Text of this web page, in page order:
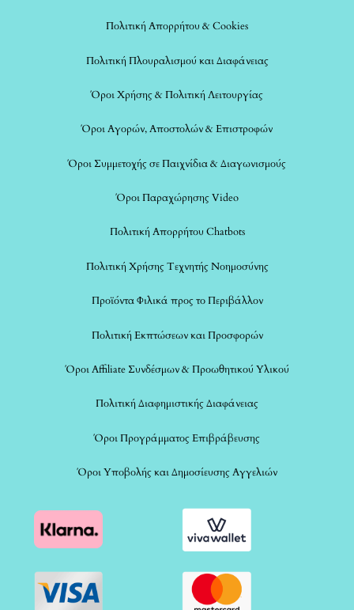
Πολιτική Απορρήτου & Cookies
Πολιτική Πλουραλισμού και Διαφάνειας
Όροι Χρήσης & Πολιτική Λειτουργίας
Όροι Αγορών, Αποστολών & Επιστροφών
Όροι Συμμετοχής σε Παιχνίδια & Διαγωνισμούς
Όροι Παραχώρησης Video
Πολιτική Απορρήτου Chatbots
Πολιτική Χρήσης Τεχνητής Νοημοσύνης
Προϊόντα Φιλικά προς το Περιβάλλον
Πολιτική Εκπτώσεων και Προσφορών
Όροι Affiliate Συνδέσμων & Προωθητικού Υλικού
Πολιτική Διαφημιστικής Διαφάνειας
Όροι Προγράμματος Επιβράβευσης
Όροι Υποβολής και Δημοσίευσης Αγγελιών